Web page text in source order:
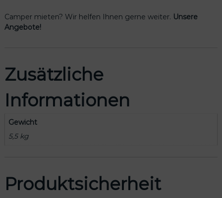
Camper mieten? Wir helfen Ihnen gerne weiter. Unsere
Angebote!
Zusätzliche
Informationen
Gewicht
5,5 kg
Produktsicherheit